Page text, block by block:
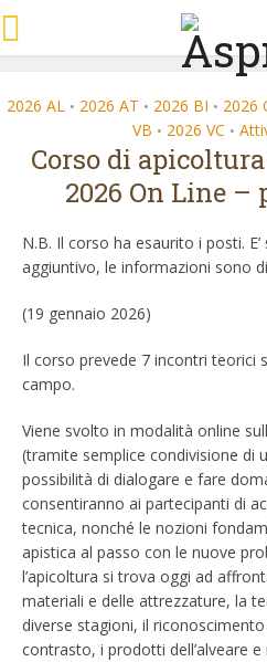
2026 AL • 2026 AT • 2026 BI • 2026
VB • 2026 VC •
Corso di
2026 On Line
N.B. Il corso ha esaurito i posti.
aggiuntivo, le informazioni sono
(19 gennaio 2026)
Il corso prevede 7 incontri teorici
campo.
Viene svolto in modalità online
(tramite semplice condivisione di
possibilità di dialogare e fare
consentiranno ai partecipanti di
tecnica, nonché le nozioni
apistica al passo con le nuove
l’apicoltura si trova oggi ad
materiali e delle attrezzature, la
diverse stagioni, il
contrasto, i prodotti dell’alveare